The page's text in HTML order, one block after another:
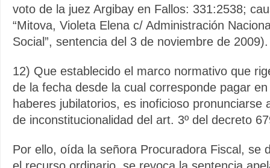
voto de la juez Argibay en Fallos: 331:2538;
“Mitova, Violeta Elena c/ Administración
Social”, sentencia del 3 de noviembre de 2009).
12) Que establecido el marco normativo que
de la fecha desde la cual corresponde pagar
haberes jubilatorios, es inoficioso pronunciarse
de inconstitucionalidad del art. 3º del decreto
Por ello, oída la señora Procuradora Fiscal, se